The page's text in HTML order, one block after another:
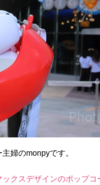
婦のmonpyです。
クスデザインのポップコ